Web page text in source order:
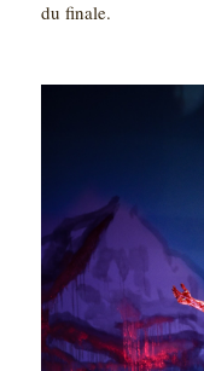
du finale.